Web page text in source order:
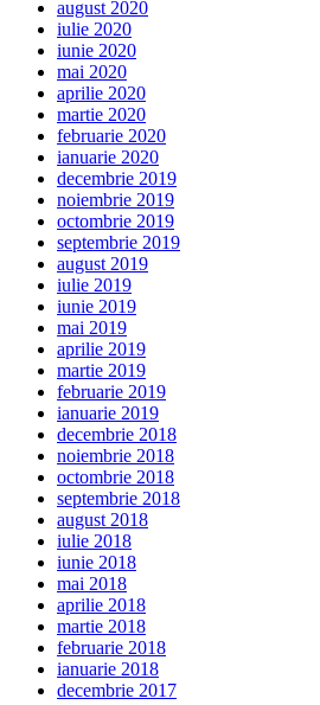
august 2020
iulie 2020
iunie 2020
mai 2020
aprilie 2020
martie 2020
februarie 2020
ianuarie 2020
decembrie 2019
noiembrie 2019
octombrie 2019
septembrie 2019
august 2019
iulie 2019
iunie 2019
mai 2019
aprilie 2019
martie 2019
februarie 2019
ianuarie 2019
decembrie 2018
noiembrie 2018
octombrie 2018
septembrie 2018
august 2018
iulie 2018
iunie 2018
mai 2018
aprilie 2018
martie 2018
februarie 2018
ianuarie 2018
decembrie 2017